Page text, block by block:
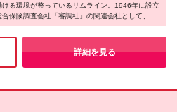
します ※座学研修中（20日間）は時給
の内：時給1,500円） ⇒座学研修時間
与となります。 新宿・池袋：9:00-
円（18時以降/時給1,940円） 光が
ける環境が整っているリムライン。1946年に設立
保険調査会社「審調社」の関連会社として、景
くい経営基盤が整っているそうです。現在、3種
ョンスタッフのポジションを募集しており、それ
事内容のため、あなたが興味のある分野があれば
い！
詳細を見る